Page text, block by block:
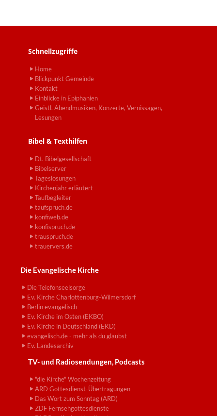
Schnellzugriffe
Home
Blickpunkt Gemeinde
Kontakt
Einblicke in Epiphanien
Geistl. Abendmusiken, Konzerte, Vernissagen,
Lesungen
Bibel & Texthilfen
Dt. Bibelgesellschaft
Bibelserver
Tageslosungen
Kirchenjahr erläutert
Taufbegleiter
taufspruch.de
konfiweb.de
konfispruch.de
trauspruch.de
trauervers.de
Die Evangelische Kirche
Die Telefonseelsorge
Ev. Kirche Charlottenburg-Wilmersdorf
Berlin evangelisch
Ev. Kirche im Osten (EKBO)
Ev. Kirche in Deutschland (EKD)
evangelisch.de - mehr als du glaubst
Ev. Landesarchiv
TV- und Radiosendungen, Podcasts
"die Kirche" Wochenzeitung
ARD Gottesdienst-Übertragungen
Das Wort zum Sonntag (ARD)
ZDF Fernsehgottesdienste